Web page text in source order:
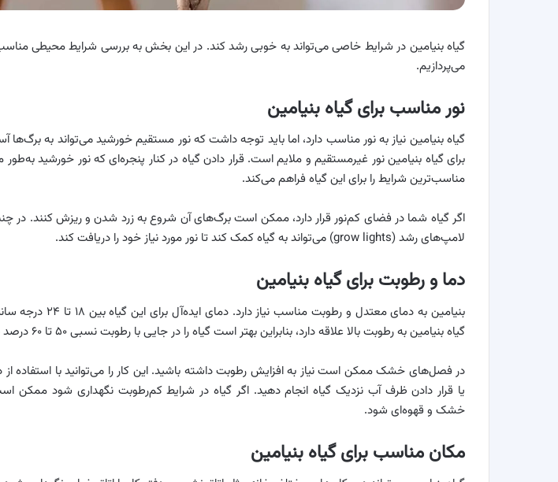
گیاه بنیامین در شرایط خاصی می‌تواند به خوبی رشد کند. در این بخش به بررسی شرایط محیطی
می‌پردازیم.
نور مناسب برای گیاه بنیامین
گیاه بنیامین نیاز به نور مناسب دارد، اما باید توجه داشت که نور مستقیم خورشید می‌تواند به برگ‌ها
برای گیاه بنیامین نور غیرمستقیم و ملایم است. قرار دادن گیاه در کنار پنجره‌ای که نور خورشید
مناسب‌ترین شرایط را برای این گیاه فراهم می‌کند.
اگر گیاه شما در فضای کم‌نور قرار دارد، ممکن است برگ‌های آن شروع به زرد شدن و ریزش کنند. در
لامپ‌های رشد (grow lights) می‌تواند به گیاه کمک کند تا نور مورد نیاز خود را دریافت کند.
دما و رطوبت برای گیاه بنیامین
بنیامین به دمای معتدل و رطوبت
گیاه بنیامین به رطوبت بالا علاقه دارد، بنابراین بهتر است گیاه را در جایی با رطوبت نسبی ۵۰ تا ۶۰ درصد نگهداری کنید.
در فصل‌های خشک ممکن است نیاز به افزایش رطوبت داشته باشید. این کار را می‌توانید با استفاده
یا قرار دادن ظرف آب نزدیک گیاه انجام دهید. اگر گیاه در شرایط کم‌رطوبت نگهداری شود ممکن
خشک و قهوه‌ای شود.
مکان مناسب برای گیاه بنیامین